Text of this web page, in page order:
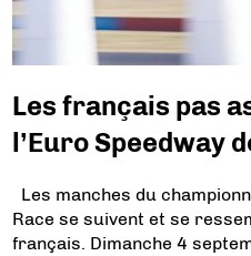
Les français pas
l’Euro Speedway
Les manches du
Race se suivent et se
français. Dimanche 4